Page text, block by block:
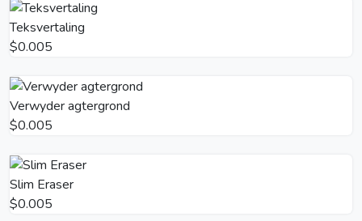
Teksvertaling
$0.005
Verwyder agtergrond
$0.005
Slim Eraser
$0.005